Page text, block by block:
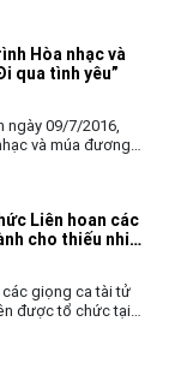
dạy kỹ năng
Hòa nhạc và
qua tình yêu”
ngày 09/7/2016,
và múa đương
phố.
Liên hoan các
cho thiếu nhi
được tổ chức tại